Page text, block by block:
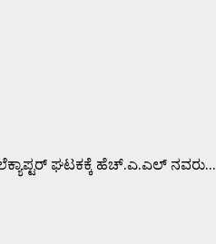
ಘಟಕಕ್ಕೆ ಹೆಚ್.ಎ.ಎಲ್ ನವರು...